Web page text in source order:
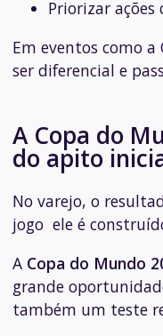
Priorizar ações
Em eventos como
ser diferencial e
A Copa do
do apito
No varejo, o
jogo ele é
A Copa do Mundo
grande
também um teste